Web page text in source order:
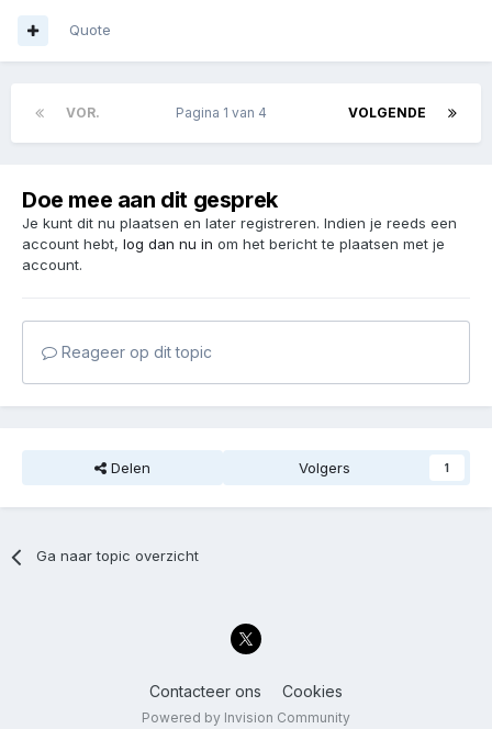
Quote
VOR. VOLGENDE
Pagina 1 van 4
Doe mee aan dit gesprek
Je kunt dit nu plaatsen en later registreren. Indien je reeds een
account hebt, log dan nu in om het bericht te plaatsen met je
account.
Reageer op dit topic
Delen Volgers 1
Ga naar topic overzicht
Contacteer ons Cookies
Powered by Invision Community